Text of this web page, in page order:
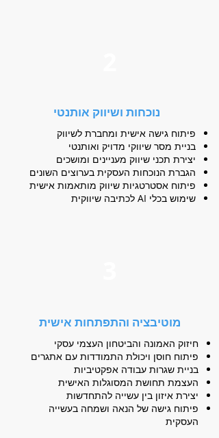
נוכחות ושיווק אותנטי
פיתוח גישה אישית ומחברת לשיווק
בניית מסר שיווקי מדויק ואותנטי
יצירת תכני שיווק מעניינים ומושכים
הגברת הנוכחות העסקית בערוצים השונים
פיתוח אסטרטגיות שיווק מותאמות אישית
שימוש בכלי AI לכתיבה שיווקית
מוטיבציה והתפתחות אישית
חיזוק האמונה והביטחון העצמי עסקי
פיתוח חוסן ויכולת התמודדות עם אתגרים
בניית שגרות עבודה אפקטיביות
העצמת תחושת המסוגלות האישית
יצירת איזון בין עשייה להתחדשות
פיתוח גישה של הנאה ושמחה בעשייה
העסקית